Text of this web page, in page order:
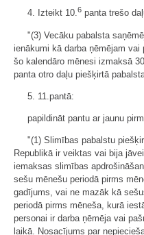
4. Izteikt 10.6 panta trešo
"(3) Vecāku pabalsta
ienākumi kā darba ņēmējam
šo kalendāro mēnesi izmaksā
panta otro daļu piešķirtā
5. 11.pantā:
papildināt pantu ar jaunu
"(1) Slimības pabalstu
Republikā ir veiktas vai bija
iemaksas slimības
sešu mēnešu periodā pirms
gadījums, vai ne mazāk kā
periodā pirms mēneša, kurā
personai ir darba ņēmēja vai
laikā. Nosacījums par